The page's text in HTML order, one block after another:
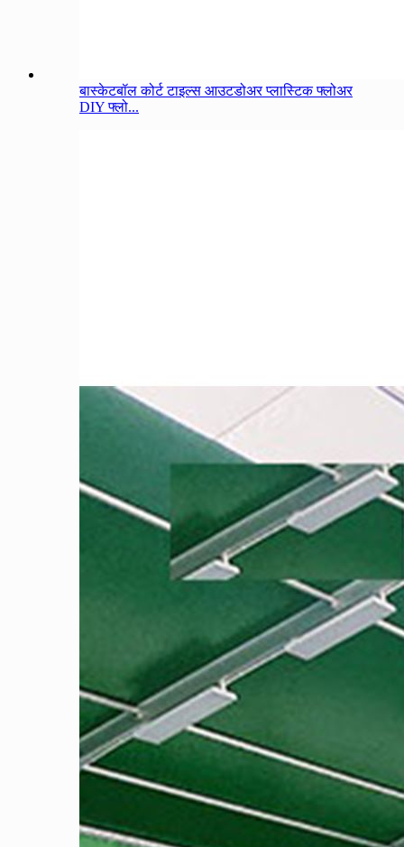
बास्केटबॉल कोर्ट टाइल्स आउटडोअर प्लास्टिक फ्लोअर
DIY फ्लो...